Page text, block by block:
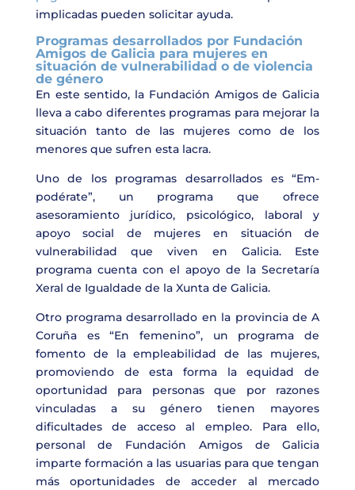
implicadas pueden solicitar ayuda.
Programas desarrollados por Fundación
Amigos de Galicia para mujeres en
situación de vulnerabilidad o de violencia
de género
En este sentido, la Fundación Amigos de Galicia
lleva a cabo diferentes programas para mejorar la
situación tanto de las mujeres como de los
menores que sufren esta lacra.
Uno de los programas desarrollados es “Em-
podérate”, un programa que ofrece
asesoramiento jurídico, psicológico, laboral y
apoyo social de mujeres en situación de
vulnerabilidad que viven en Galicia. Este
programa cuenta con el apoyo de la Secretaría
Xeral de Igualdade de la Xunta de Galicia.
Otro programa desarrollado en la provincia de A
Coruña es “En femenino”, un programa de
fomento de la empleabilidad de las mujeres,
promoviendo de esta forma la equidad de
oportunidad para personas que por razones
vinculadas a su género tienen mayores
dificultades de acceso al empleo. Para ello,
personal de Fundación Amigos de Galicia
imparte formación a las usuarias para que tengan
más oportunidades de acceder al mercado